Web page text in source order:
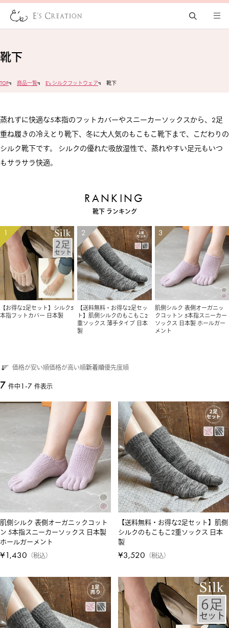
靴下
TOP 商品一覧 E's シルクフットウェア 靴下
蒸れずに快適な5本指のフットカバーやスニーカーソックスから、2足
重ね履きの冷えとり靴下、冬に大人気のもこもこ靴下まで、こだわりの
シルク靴下です。 シルクの優れた吸放湿性で、蒸れやすい足元もいつ
もサラサラ快適。
靴下 ランキング
【お得な2足セット】シルク5
本指フットカバー 日本製
【送料無料・お得な2足セッ
ト】肌側シルクのもこもこ2
重ソックス 薄手タイプ 日本
製
肌側シルク 表側オーガニッ
クコットン 5本指スニーカー
ソックス 日本製 ホールガー
メント
価格が安い順価格が高い順新着順優先度順
7 件中 1-7 件表示
肌側シルク 表側オーガニックコット
ン 5本指スニーカーソックス 日本製
ホールガーメント
¥1,430 税込
【送料無料・お得な2足セット】肌側
シルクのもこもこ2重ソックス 日本
製
¥3,520 税込